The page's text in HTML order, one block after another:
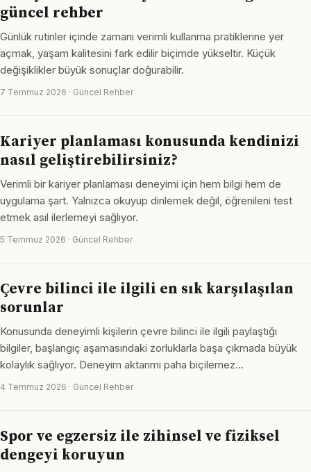
güncel rehber
Günlük rutinler içinde zamanı verimli kullanma pratiklerine yer
açmak, yaşam kalitesini fark edilir biçimde yükseltir. Küçük
değişiklikler büyük sonuçlar doğurabilir.
7 Temmuz 2026 · Güncel Rehber
Kariyer planlaması konusunda kendinizi
nasıl geliştirebilirsiniz?
Verimli bir kariyer planlaması deneyimi için hem bilgi hem de
uygulama şart. Yalnızca okuyup dinlemek değil, öğrenileni test
etmek asıl ilerlemeyi sağlıyor.
5 Temmuz 2026 · Güncel Rehber
Çevre bilinci ile ilgili en sık karşılaşılan
sorunlar
Konusunda deneyimli kişilerin çevre bilinci ile ilgili paylaştığı
bilgiler, başlangıç aşamasındaki zorluklarla başa çıkmada büyük
kolaylık sağlıyor. Deneyim aktarımı paha biçilemez…
4 Temmuz 2026 · Güncel Rehber
Spor ve egzersiz ile zihinsel ve fiziksel
dengeyi koruyun